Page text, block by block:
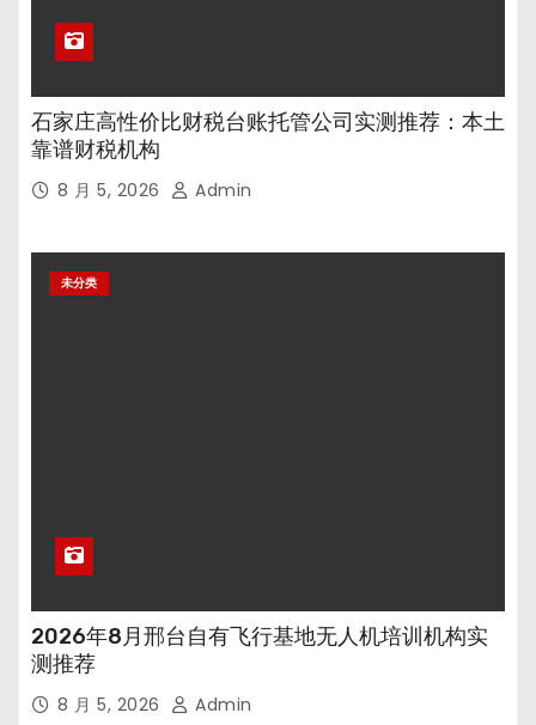
石家庄高性价比财税台账托管公司实测推荐：本土
靠谱财税机构
8 月 5, 2026 Admin
未分类
2026年8月邢台自有飞行基地无人机培训机构实
测推荐
8 月 5, 2026 Admin